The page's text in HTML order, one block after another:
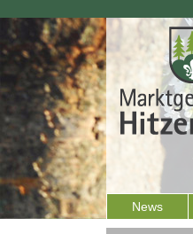
News